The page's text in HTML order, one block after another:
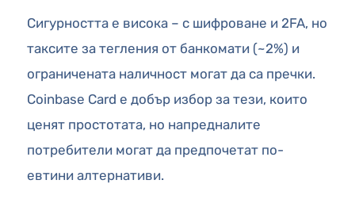
Сигурността е висока – с шифроване и 2FA, но
таксите за тегления от банкомати (~2%) и
ограничената наличност могат да са пречки.
Coinbase Card е добър избор за тези, които
ценят простотата, но напредналите
потребители могат да предпочетат по-
евтини алтернативи.